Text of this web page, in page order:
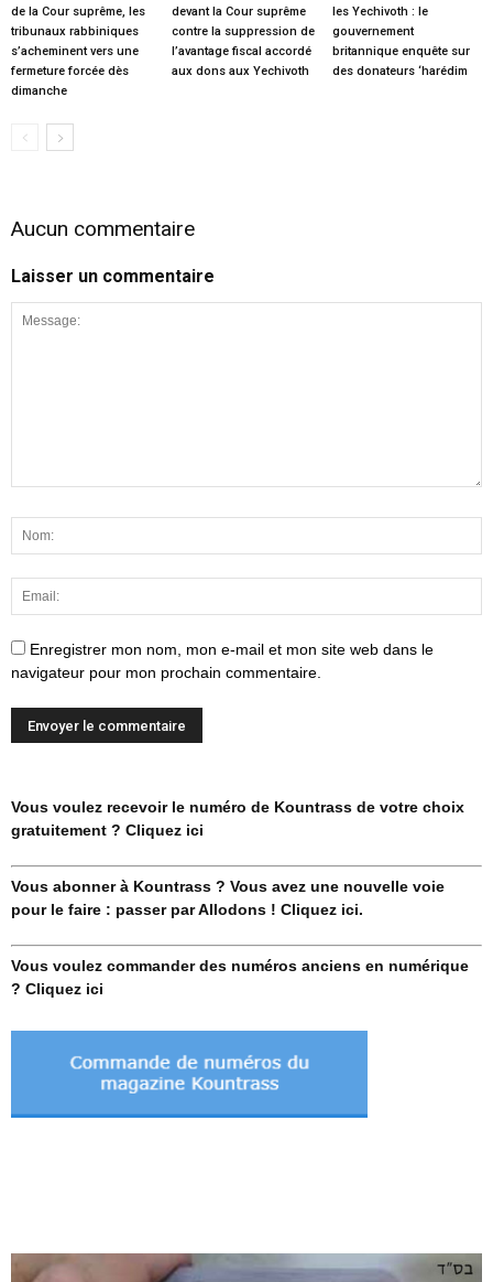
de la Cour suprême, les
tribunaux rabbiniques
s’acheminent vers une
fermeture forcée dès
dimanche
devant la Cour suprême
contre la suppression de
l’avantage fiscal accordé
aux dons aux Yechivoth
les Yechivoth : le
gouvernement
britannique enquête sur
des donateurs ‘harédim
Aucun commentaire
Laisser un commentaire
Enregistrer mon nom, mon e-mail et mon site web dans le
navigateur pour mon prochain commentaire.
Vous voulez recevoir le numéro de Kountrass de votre choix
gratuitement ? Cliquez ici
Vous abonner à Kountrass ? Vous avez une nouvelle voie
pour le faire : passer par Allodons ! Cliquez ici.
Vous voulez commander des numéros anciens en numérique
? Cliquez ici